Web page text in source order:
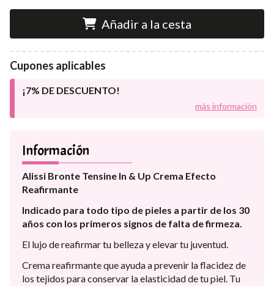
Añadir a la cesta
Cupones aplicables
¡7% DE DESCUENTO!
más información
Información
Alissi Bronte Tensine In & Up Crema Efecto
Reafirmante
Indicado para todo tipo de pieles a partir de los 30
años con los primeros signos de falta de firmeza.
El lujo de reafirmar tu belleza y elevar tu juventud.
Crema reafirmante que ayuda a prevenir la flacidez de
los tejidos para conservar la elasticidad de tu piel. Tu